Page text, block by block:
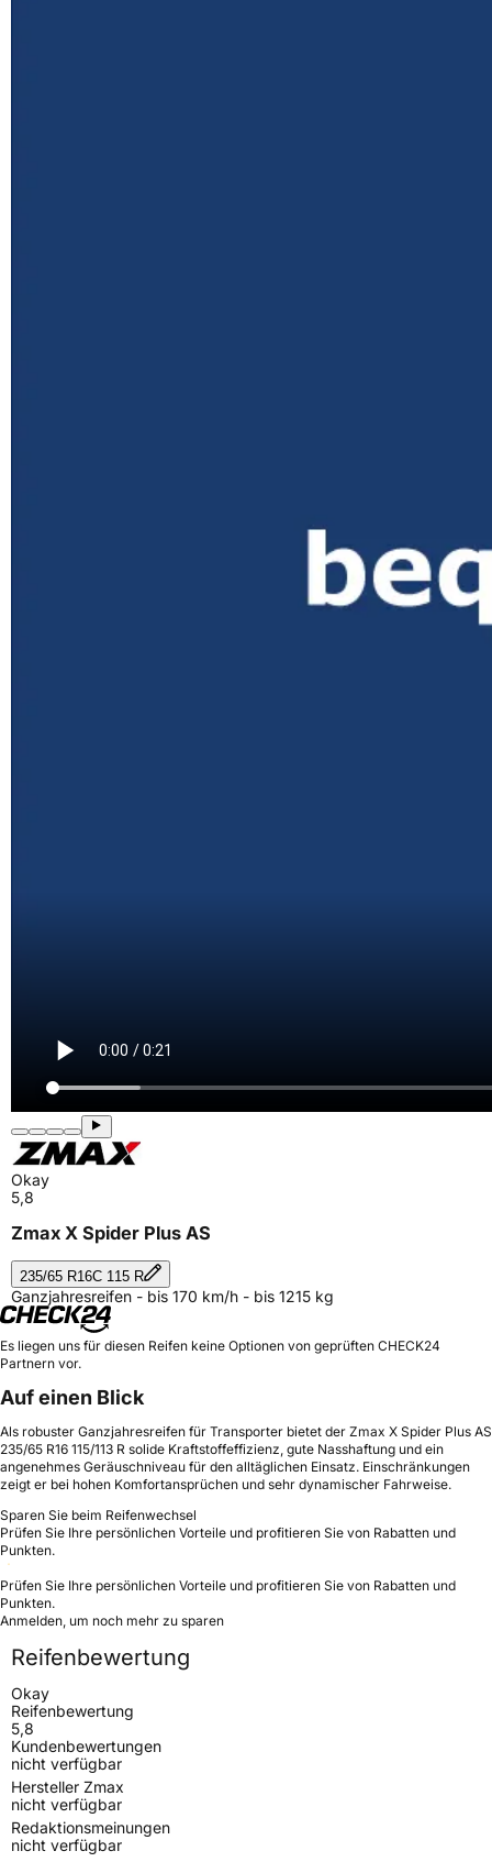
Okay
5,8
Zmax X Spider Plus AS
235/65 R16C 115 R
Ganzjahresreifen - bis 170 km/h - bis 1215 kg
Es liegen uns für diesen Reifen keine Optionen von geprüften CHECK24
Partnern vor.
Auf einen Blick
Als robuster Ganzjahresreifen für Transporter bietet der Zmax X Spider Plus AS
235/65 R16 115/113 R solide Kraftstoffeffizienz, gute Nasshaftung und ein
angenehmes Geräuschniveau für den alltäglichen Einsatz. Einschränkungen
zeigt er bei hohen Komfortansprüchen und sehr dynamischer Fahrweise.
Sparen Sie beim Reifenwechsel
Prüfen Sie Ihre persönlichen Vorteile und profitieren Sie von Rabatten und
Punkten.
Prüfen Sie Ihre persönlichen Vorteile und profitieren Sie von Rabatten und
Punkten.
Anmelden, um noch mehr zu sparen
Reifenbewertung
Okay
Reifenbewertung
5,8
Kundenbewertungen
nicht verfügbar
Hersteller Zmax
nicht verfügbar
Redaktionsmeinungen
nicht verfügbar